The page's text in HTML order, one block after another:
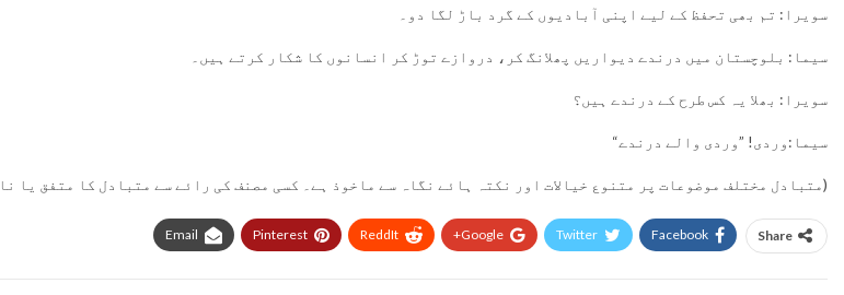
سویرا: تم بھی تحفظ کے لیے اپنی آبادیوں کے گرد باڑ لگا دو۔
سیما: بلوچستان میں درندے دیواریں پھلانگ کر، دروازے توڑ کر انسانوں کا شکار کرتے ہیں۔
سویرا: بھلا یہ کس طرح کے درندے ہیں؟
سیما:وردی! ”وردی والے درندے“
(متبادل مختلف موضوعات پر متنوع خیالات اور نکتہ ہائے نگاہ سے ماخوذ ہے۔ کسی مصنف کی رائے سے متبادل کا متفق یا
Share
Facebook
Twitter
Google+
ReddIt
Pinterest
Email